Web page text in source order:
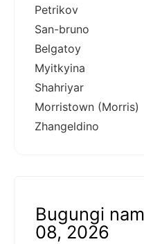
Petrikov
San-bruno
Belgatoy
Myitkyina
Shahriyar
Morristown (Morris)
Zhangeldino
Bugungi
08, 2026